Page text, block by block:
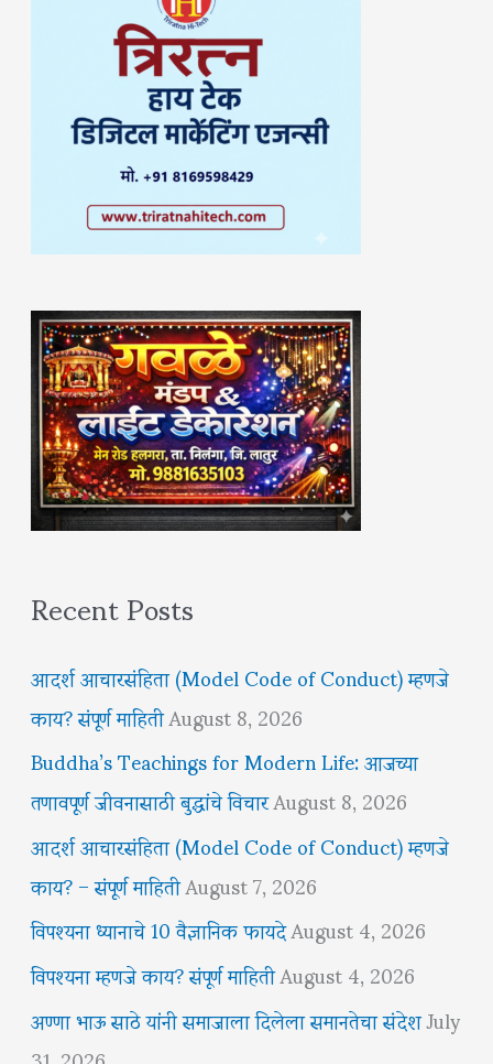
Recent Posts
आदर्श आचारसंहिता (Model Code of Conduct) म्हणजे
काय? संपूर्ण माहितीAugust 8, 2026
Buddha’s Teachings for Modern Life: आजच्या
तणावपूर्ण जीवनासाठी बुद्धांचे विचारAugust 8, 2026
आदर्श आचारसंहिता (Model Code of Conduct) म्हणजे
काय? – संपूर्ण माहितीAugust 7, 2026
विपश्यना ध्यानाचे 10 वैज्ञानिक फायदेAugust 4, 2026
विपश्यना म्हणजे काय? संपूर्ण माहितीAugust 4, 2026
अण्णा भाऊ साठे यांनी समाजाला दिलेला समानतेचा संदेशJuly